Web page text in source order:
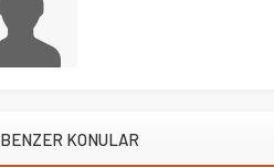
BENZER KONULAR